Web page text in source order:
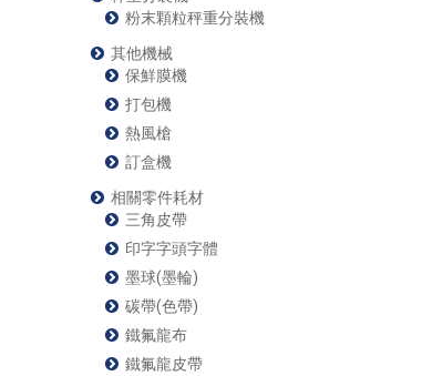
粉末顆粒秤重分裝機
其他機械
保鮮膜機
打包機
熱風槍
訂盒機
相關零件耗材
三角皮帶
印字字頭字體
墨球(墨輪)
碳帶(色帶)
鐵氟龍布
鐵氟龍皮帶